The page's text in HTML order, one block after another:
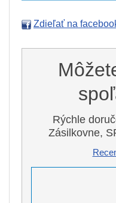
Zdieľať na
Rýchle
Zásilkovne,